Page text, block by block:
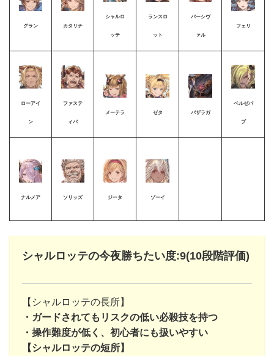
グラン カタリナ
シャルロ
ッテ
ランスロ
ット
パーシヴ
ァル
フェリ
ローアイ
ン
ファステ
ィバ
メーテラ ゼタ バザラガ
ベルゼバ
ブ
ナルメア ソリッズ ジータ ゾーイ
シャルロッテの今夜勝ちたい度:9(10段階評価)
【シャルロッテの長所】
・ガードされてもリスクの低い必殺技を持つ
・操作難度が低く、初心者にも扱いやすい
【シャルロッテの短所】